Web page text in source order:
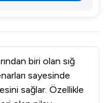
biri olan sığ
sayesinde
sağlar. Özellikle